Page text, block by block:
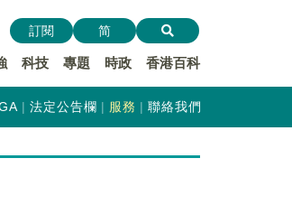
科技 專題 時政 香港百科
訂閱 简
法定公告欄 服務 聯絡我們